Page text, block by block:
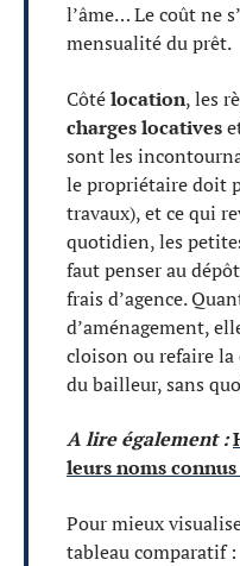
l’âme… Le coût ne
mensualité du prêt.
Côtélocation, les
charges locatives
sont les
le propriétaire doit
travaux), et ce qui
quotidien, les
faut penser au
frais d’agence.
d’aménagement,
cloison ou refaire la
du bailleur, sans
A lire également :
leurs noms connus
Pour mieux
tableau comparatif :